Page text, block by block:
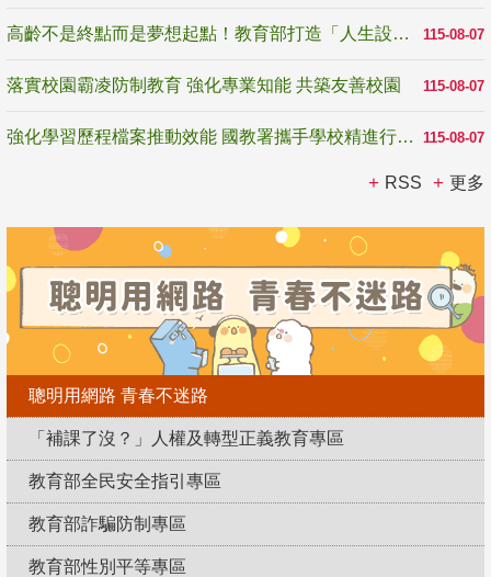
115-08-07
高齡不是終點而是夢想起點！教育部打造「人生設計夢工場」 參展第3屆高齡健康產業博覽會
115-08-07
落實校園霸凌防制教育 強化專業知能 共築友善校園
115-08-07
強化學習歷程檔案推動效能 國教署攜手學校精進行政與教學支持
RSS 更多
聰明用網路 青春不迷路
「補課了沒？」人權及轉型正義教育專區
教育部全民安全指引專區
教育部詐騙防制專區
教育部性別平等專區